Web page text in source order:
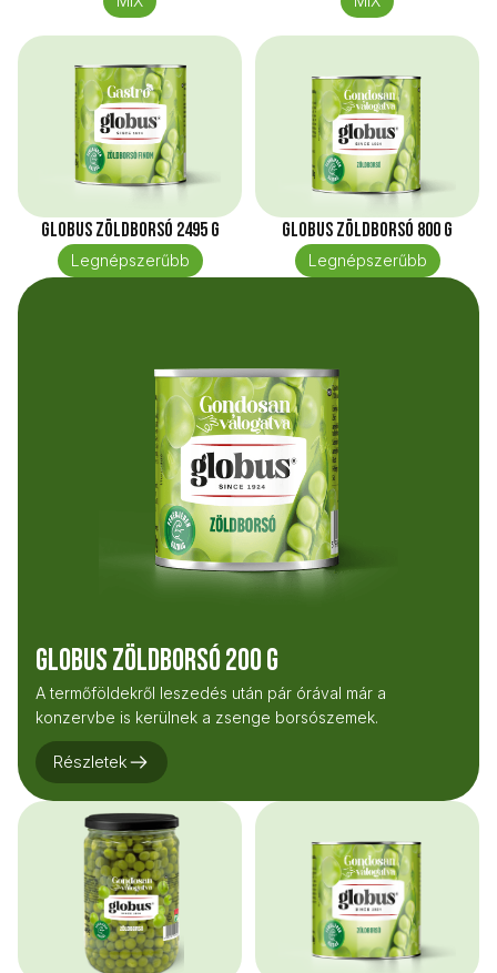
Globus Zöldborsó 2495 g
Legnépszerűbb
Globus Zöldborsó 800 g
Legnépszerűbb
Globus Zöldborsó 200 g
A termőföldekről leszedés után pár órával már a
konzervbe is kerülnek a zsenge borsószemek.
Részletek